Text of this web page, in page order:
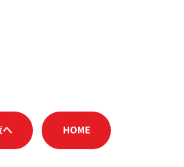
へ HOME